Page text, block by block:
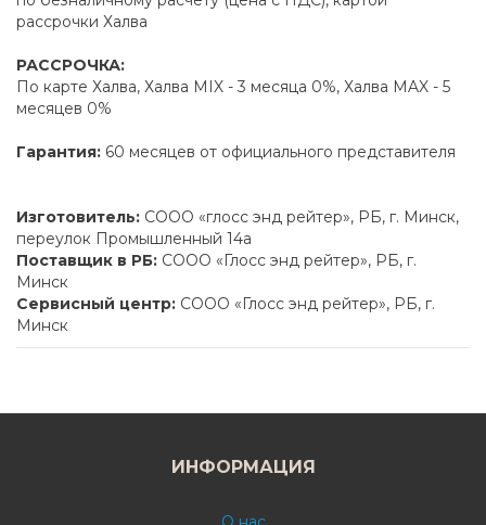
рассрочки Халва
РАССРОЧКА:
По карте Халва, Халва MIX - 3 месяца 0%, Халва MAX - 5
месяцев 0%
Гарантия: 60 месяцев от официального представителя
Изготовитель: СООО «глосс энд рейтер», РБ, г. Минск,
переулок Промышленный 14а
Поставщик в РБ: СООО «Глосс энд рейтер», РБ, г.
Минск
Сервисный центр: СООО «Глосс энд рейтер», РБ, г.
Минск
ИНФОРМАЦИЯ